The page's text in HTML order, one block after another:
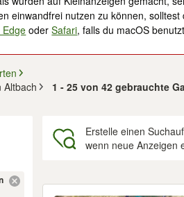
einwandfrei nutzen zu können,
Edge oderSafari, falls du macOS
Altbach
1 - 25 von 42 gebrauchte
Erstelle einen
wenn neue Anzeigen